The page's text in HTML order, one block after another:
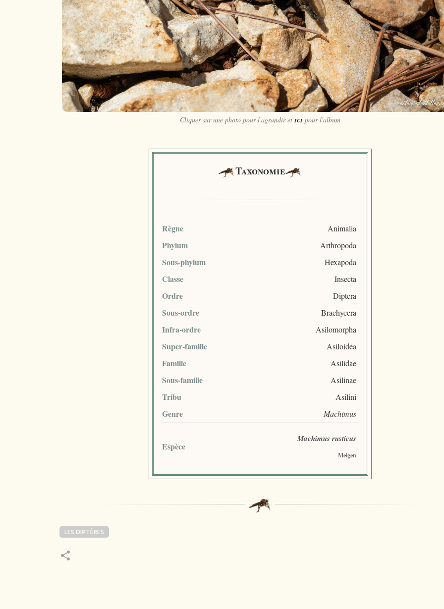
Cliquer sur une photo pour l'agrandir et icipour l'album
Taxonomie
Règne Animalia
Phylum Arthropoda
Sous-phylum Hexapoda
Classe Insecta
Ordre Diptera
Sous-ordre Brachycera
Infra-ordre Asilomorpha
Super-famille Asiloidea
Famille Asilidae
Sous-famille Asilinae
Tribu Asilini
Genre Machimus
Espèce
Machimus rusticus
Meigen
LES DIPTÈRES